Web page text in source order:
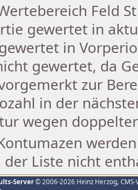
Feld
gewertet in
in
gewertet, da
zur
in der
wegen
der Liste nicht
Server© 2006-2026 Heinz Herzog,